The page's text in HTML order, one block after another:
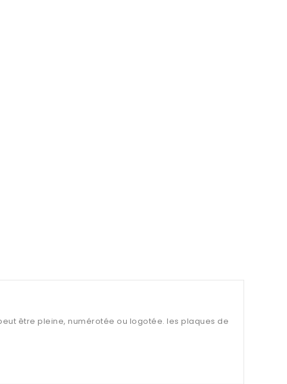
être pleine, numérotée ou logotée. les plaques de